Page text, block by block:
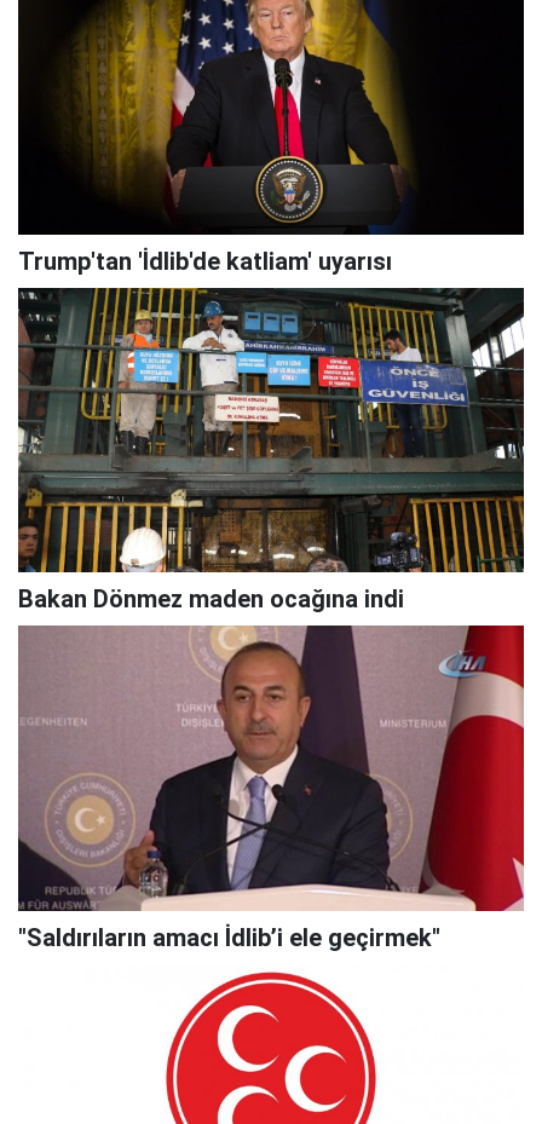
Trump'tan 'İdlib'de katliam' uyarısı
Bakan Dönmez maden ocağına indi
"Saldırıların amacı İdlib’i ele geçirmek"